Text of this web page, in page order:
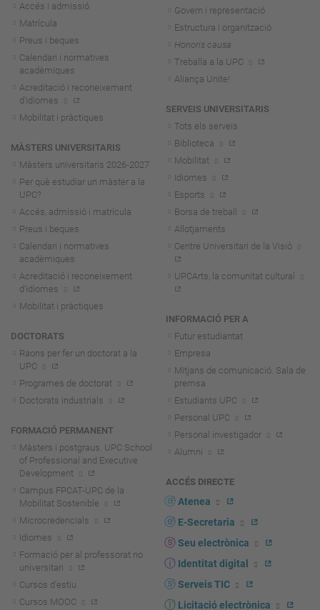
Accés i admissió
Matrícula
Preus i beques
Calendari i normatives
acadèmiques
Acreditació i reconeixement
d'idiomes
Mobilitat i pràctiques
MÀSTERS UNIVERSITARIS
Màsters universitaris 2026-2027
Per què estudiar un màster a la
UPC?
Accés, admissió i matrícula
Preus i beques
Calendari i normatives
acadèmiques
Acreditació i reconeixement
d'idiomes
Mobilitat i pràctiques
DOCTORATS
Raons per fer un doctorat a la
UPC
Programes de doctorat
Doctorats industrials
FORMACIÓ PERMANENT
Màsters i postgraus. UPC School
of Professional and Executive
Development
Campus FPCAT-UPC de la
Mobilitat Sostenible
Microcredencials
Idiomes
Formació per al professorat no
universitari
Cursos d'estiu
Cursos MOOC
Govern i representació
Estructura i organització
Honoris causa
Treballa a la UPC
Aliança Unite!
SERVEIS UNIVERSITARIS
Tots els serveis
Biblioteca
Mobilitat
Idiomes
Esports
Borsa de treball
Allotjaments
Centre Universitari de la Visió
UPCArts, la comunitat cultural
INFORMACIÓ PER A
Futur estudiantat
Empresa
Mitjans de comunicació. Sala de
premsa
Estudiants UPC
Personal UPC
Personal investigador
Alumni
ACCÉS DIRECTE
Atenea
E-Secretaria
Seu electrònica
Identitat digital
Serveis TIC
Licitació electrònica